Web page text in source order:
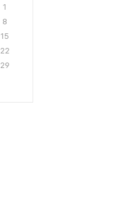
1
8
15
22
29